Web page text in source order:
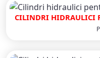
CILINDRI HIDRAULICI